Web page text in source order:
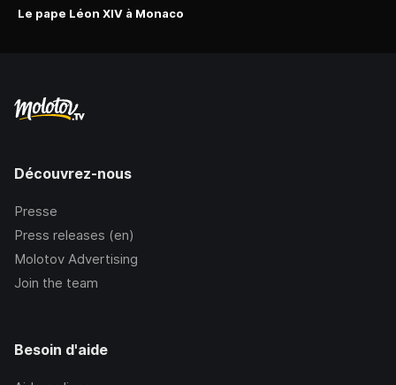
Le pape Léon XIV à Monaco
Découvrez-nous
Presse
Press releases (en)
Molotov Advertising
Join the team
Besoin d'aide